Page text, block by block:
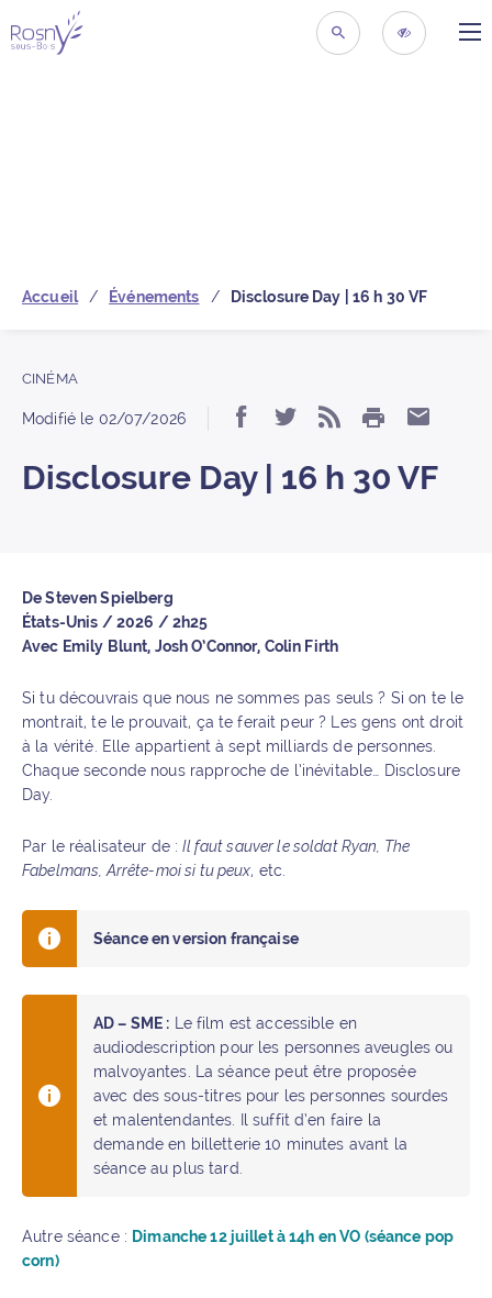
Retour à la pageRECHERCHER
Accueil Événements Disclosure Day | 16 h 30 VF
CINÉMA
Modifié le 02/07/2026 Partager «
Partager «
S’abonner
IMPRIMER
Disclosure Day | 16 h 30 VF
De Steven Spielberg
États-Unis / 2026 / 2h25
Avec Emily Blunt, Josh O’Connor, Colin Firth
Si tu découvrais que nous ne sommes pas seuls ? Si on te le
montrait, te le prouvait, ça te ferait peur ? Les gens ont droit
à la vérité. Elle appartient à sept milliards de personnes.
Chaque seconde nous rapproche de l’inévitable… Disclosure
Day.
Par le réalisateur de :Il faut sauver le soldat Ryan, The
Fabelmans, Arrête-moi si tu peux, etc.
Séance en version française
AD – SME : Le film est accessible en
audiodescription pour les personnes aveugles ou
malvoyantes. La séance peut être proposée
avec des sous-titres pour les personnes sourdes
et malentendantes. Il suffit d’en faire la
demande en billetterie 10 minutes avant la
séance au plus tard.
Autre séance : Dimanche 12 juillet à 14h en VO (séance pop
corn)